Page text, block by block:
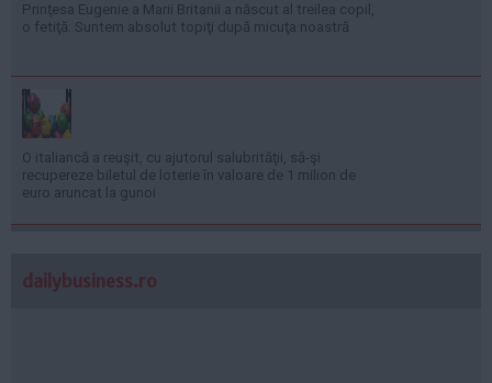
Prinţesa Eugenie a Marii Britanii a născut al treilea copil,
o fetiţă: Suntem absolut topiţi după micuţa noastră
O italiancă a reuşit, cu ajutorul salubrităţii, să-şi
recupereze biletul de loterie în valoare de 1 milion de
euro aruncat la gunoi
dailybusiness.ro